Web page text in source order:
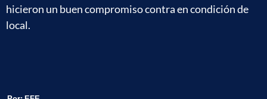
hicieron un buen compromiso contra en condición de
local.